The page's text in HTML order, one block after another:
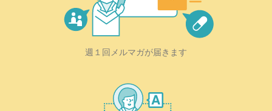
週１回メルマガが届きます